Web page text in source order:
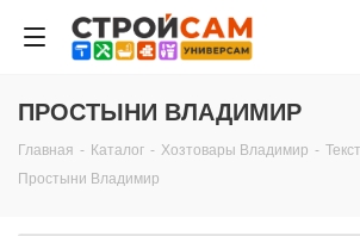
ПРОСТЫНИ ВЛАДИМИР
Главная - Каталог - Хозтовары Владимир -
Простыни Владимир